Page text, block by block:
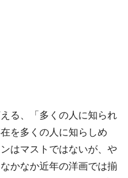
る、「多くの人に知られ
を多くの人に知らしめ
はマストではないが、や
かなか近年の洋画では揃